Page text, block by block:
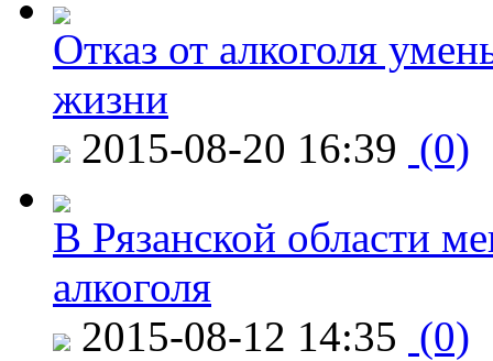
Отказ от алкоголя
жизни
2015-08-20 16:39 (0)
В Рязанской области
алкоголя
2015-08-12 14:35 (0)